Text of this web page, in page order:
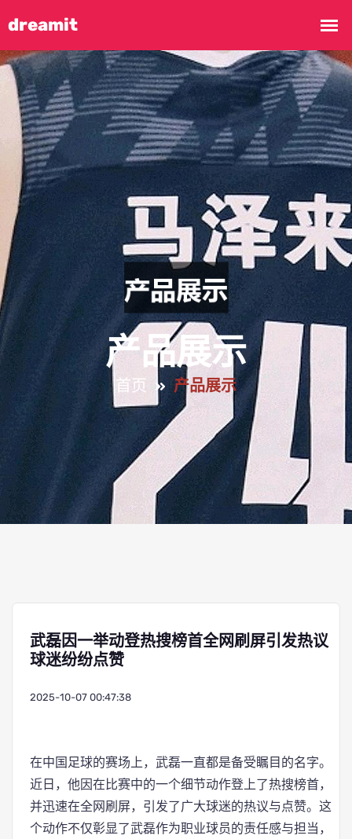
产品展示
首页 产品展示
武磊因一举动登热搜榜首全网刷屏引发热议
球迷纷纷点赞
2025-10-07 00:47:38
在中国足球的赛场上，武磊一直都是备受瞩目的名字。
近日，他因在比赛中的一个细节动作登上了热搜榜首，
并迅速在全网刷屏，引发了广大球迷的热议与点赞。这
个动作不仅彰显了武磊作为职业球员的责任感与担当，